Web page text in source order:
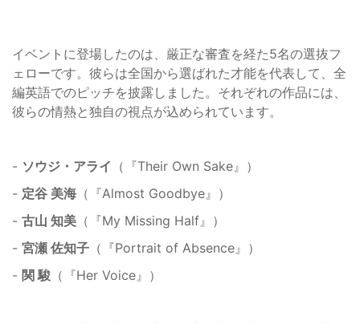
イベントに登場したのは、厳正な審査を経た5名の選抜フ
ェローです。彼らは全国から選ばれた才能を代表して、全
編英語でのピッチを披露しました。それぞれの作品には、
彼らの情熱と独自の視点が込められています。
- ソウジ・アライ （『Their Own Sake』）
- 定谷 美海 （『Almost Goodbye』）
- 古山 知美 （『My Missing Half』）
- 宮瀬 佐知子 （『Portrait of Absence』）
- 関 駿 （『Her Voice』）